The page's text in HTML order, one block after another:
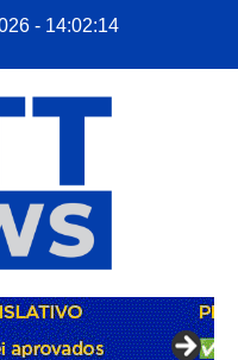
- 14:02:15